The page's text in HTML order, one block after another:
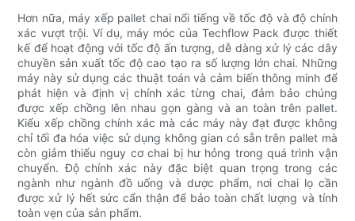
Hơn nữa, máy xếp pallet chai nổi tiếng về tốc độ và độ chính
xác vượt trội. Ví dụ, máy móc của Techflow Pack được thiết
kế để hoạt động với tốc độ ấn tượng, dễ dàng xử lý các dây
chuyền sản xuất tốc độ cao tạo ra số lượng lớn chai. Những
máy này sử dụng các thuật toán và cảm biến thông minh để
phát hiện và định vị chính xác từng chai, đảm bảo chúng
được xếp chồng lên nhau gọn gàng và an toàn trên pallet.
Kiểu xếp chồng chính xác mà các máy này đạt được không
chỉ tối đa hóa việc sử dụng không gian có sẵn trên pallet mà
còn giảm thiểu nguy cơ chai bị hư hỏng trong quá trình vận
chuyển. Độ chính xác này đặc biệt quan trọng trong các
ngành như ngành đồ uống và dược phẩm, nơi chai lọ cần
được xử lý hết sức cẩn thận để bảo toàn chất lượng và tính
toàn vẹn của sản phẩm.